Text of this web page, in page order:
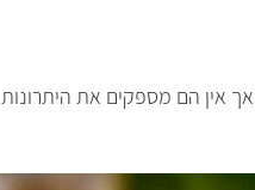
אין הם מספקים את היתרונות